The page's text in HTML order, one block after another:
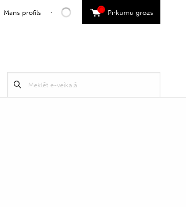
Mans profils Pirkumu grozs
0
Meklēt